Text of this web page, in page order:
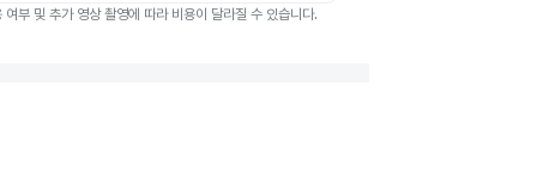
부 및 추가 영상 촬영에 따라 비용이 달라질 수 있습니다.